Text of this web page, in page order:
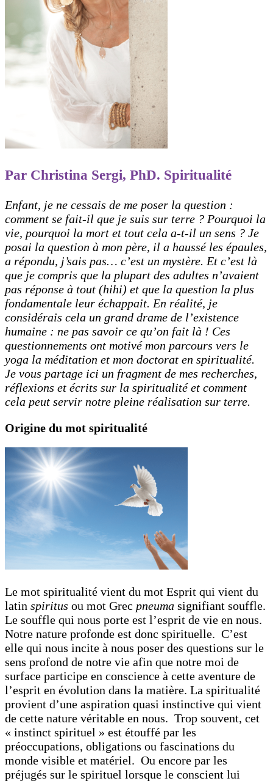
Par Christina Sergi, PhD. Spiritualité
Enfant, je ne cessais de me poser la question :
comment se fait-il que je suis sur terre ? Pourquoi la
vie, pourquoi la mort et tout cela a-t-il un sens ? Je
posai la question à mon père, il a haussé les épaules,
a répondu, j’sais pas… c’est un mystère. Et c’est là
que je compris que la plupart des adultes n’avaient
pas réponse à tout (hihi) et que la question la plus
fondamentale leur échappait. En réalité, je
considérais cela un grand drame de l’existence
humaine : ne pas savoir ce qu’on fait là ! Ces
questionnements ont motivé mon parcours vers le
yoga la méditation et mon doctorat en spiritualité.
Je vous partage ici un fragment de mes recherches,
réflexions et écrits sur la spiritualité et comment
cela peut servir notre pleine réalisation sur terre.
Origine du mot spiritualité
Le mot spiritualité vient du mot Esprit qui vient du
latin spiritus ou mot Grec pneuma signifiant souffle.
Le souffle qui nous porte est l’esprit de vie en nous.
Notre nature profonde est donc spirituelle. C’est
elle qui nous incite à nous poser des questions sur le
sens profond de notre vie afin que notre moi de
surface participe en conscience à cette aventure de
l’esprit en évolution dans la matière. La spiritualité
provient d’une aspiration quasi instinctive qui vient
de cette nature véritable en nous. Trop souvent, cet
« instinct spirituel » est étouffé par les
préoccupations, obligations ou fascinations du
monde visible et matériel. Ou encore par les
préjugés sur le spirituel lorsque le conscient lui